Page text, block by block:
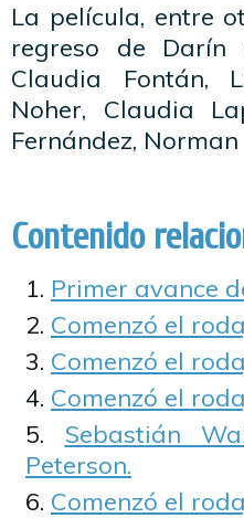
La película, entre
regreso de
Claudia Fontán,
Noher, Claudia
Fernández,
Contenido
Primer avance
Comenzó el
Comenzó el
Comenzó el
Sebastián
Peterson.
Comenzó el